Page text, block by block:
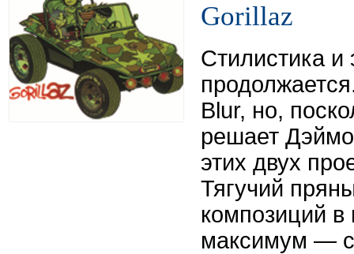
Gorillaz
Стилистика и
Blur, но,
решает
этих двух
Тягучий
композиций
максимум —